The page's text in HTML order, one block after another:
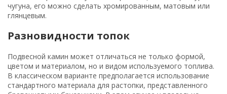
чугуна, его можно сделать хромированным, матовым или
глянцевым.
Разновидности топок
Подвесной камин может отличаться не только формой,
цветом и материалом, но и видом используемого топлива.
В классическом варианте предполагается использование
стандартного материала для растопки, представленного